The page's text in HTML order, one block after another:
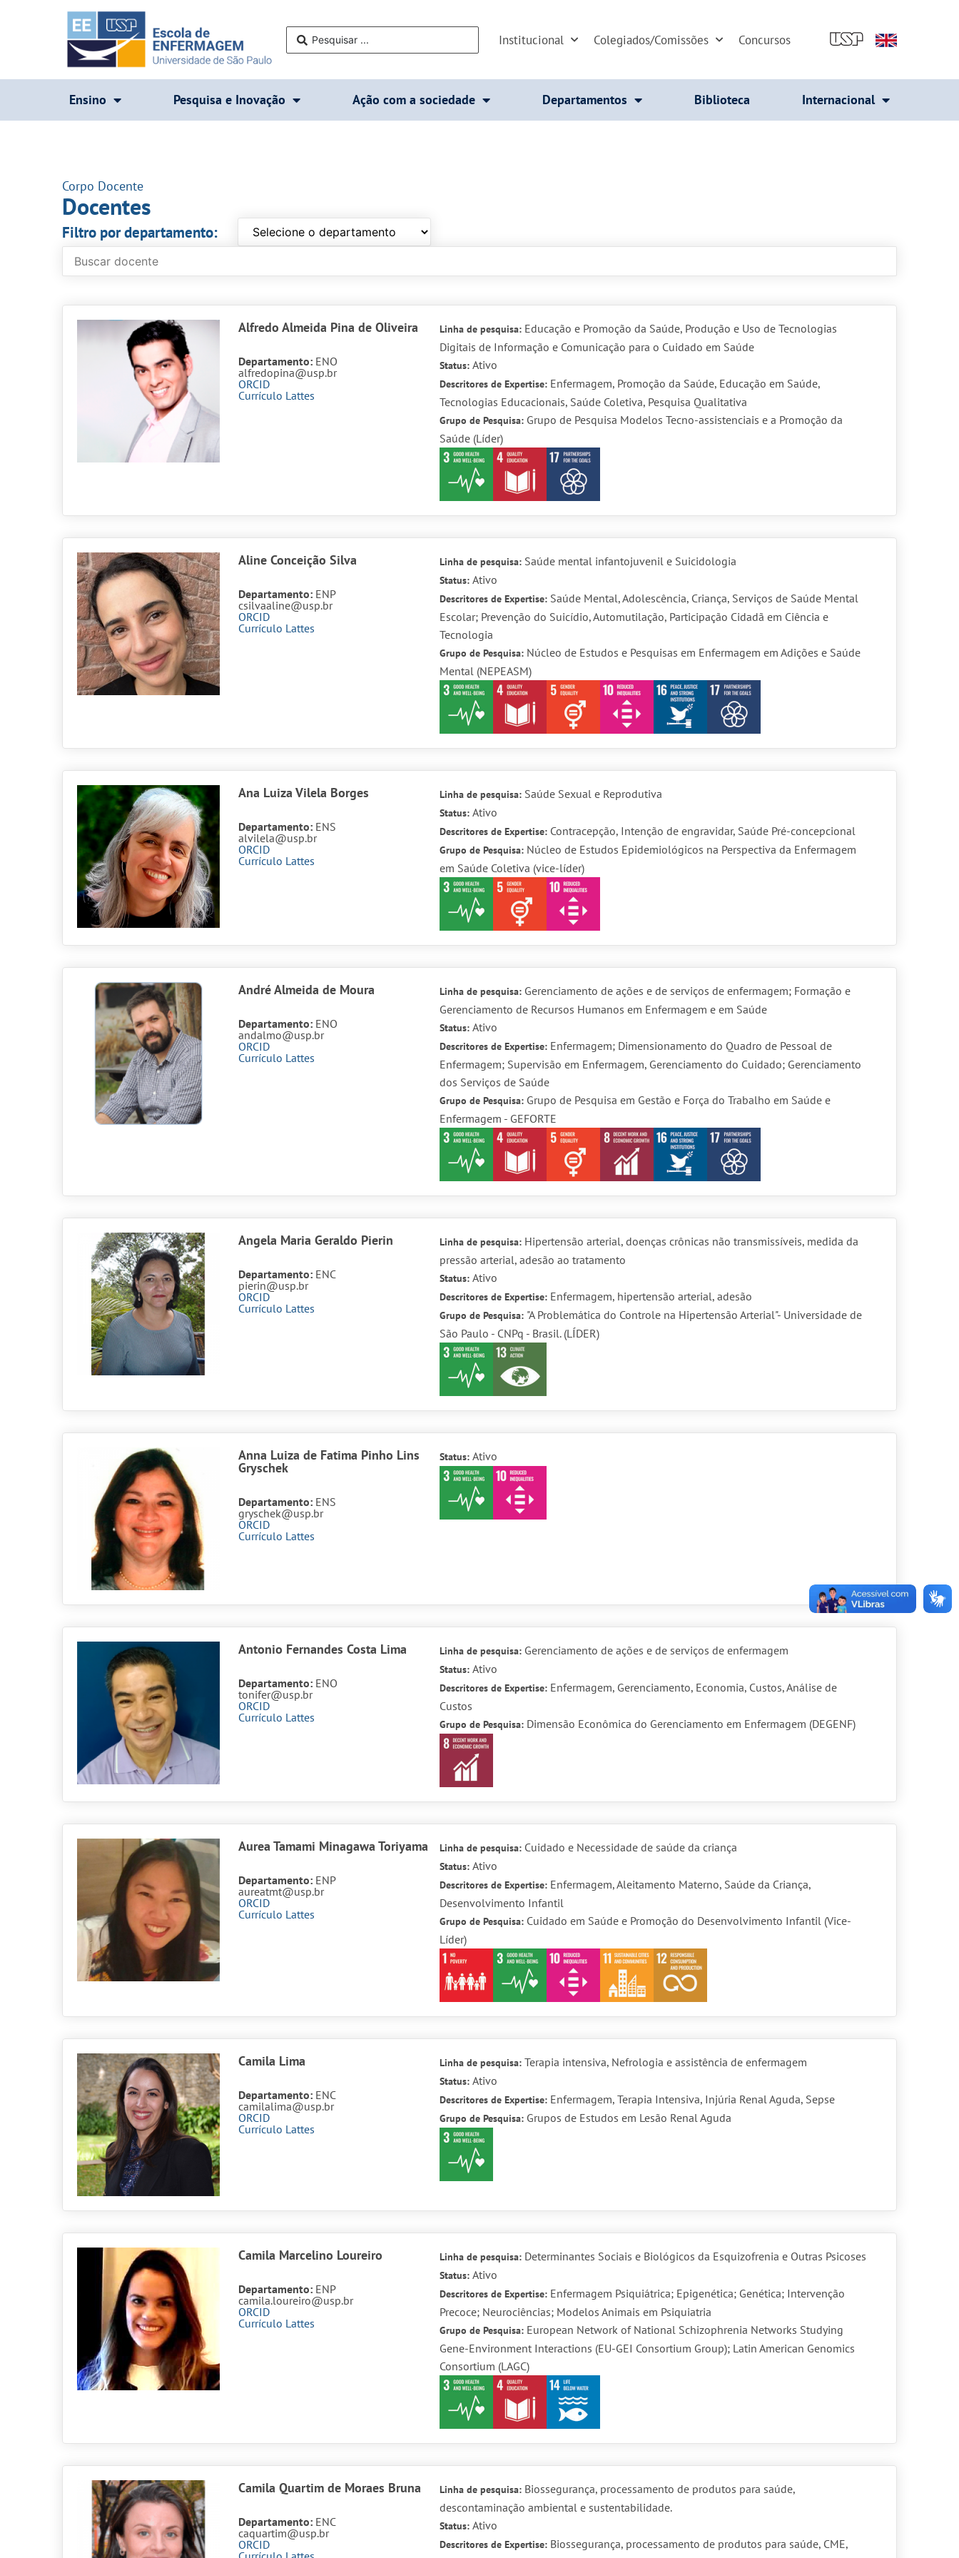
Institucional Colegiados/Comissões Concursos
Ensino Pesquisa e Inovação Ação com a sociedade Departamentos Biblioteca Internacional
Corpo Docente
Docentes
Filtro por departamento:
Alfredo Almeida Pina de Oliveira
Departamento:ENO
alfredopina@usp.br
ORCID
Currículo Lattes
Linha de pesquisa: Educação e Promoção da Saúde, Produção e Uso de Tecnologias
Digitais de Informação e Comunicação para o Cuidado em Saúde
Status: Ativo
Descritores de Expertise: Enfermagem, Promoção da Saúde, Educação em Saúde,
Tecnologias Educacionais, Saúde Coletiva, Pesquisa Qualitativa
Grupo de Pesquisa: Grupo de Pesquisa Modelos Tecno-assistenciais e a Promoção da
Saúde (Líder)
Aline Conceição Silva
Departamento:ENP
csilvaaline@usp.br
ORCID
Currículo Lattes
Linha de pesquisa: Saúde mental infantojuvenil e Suicidologia
Status: Ativo
Descritores de Expertise: Saúde Mental, Adolescência, Criança, Serviços de Saúde Mental
Escolar; Prevenção do Suicídio, Automutilação, Participação Cidadã em Ciência e
Tecnologia
Grupo de Pesquisa: Núcleo de Estudos e Pesquisas em Enfermagem em Adições e Saúde
Mental (NEPEASM)
Ana Luiza Vilela Borges
Departamento:ENS
alvilela@usp.br
ORCID
Currículo Lattes
Linha de pesquisa: Saúde Sexual e Reprodutiva
Status: Ativo
Descritores de Expertise: Contracepção, Intenção de engravidar, Saúde Pré-concepcional
Grupo de Pesquisa: Núcleo de Estudos Epidemiológicos na Perspectiva da Enfermagem
em Saúde Coletiva (vice-líder)
André Almeida de Moura
Departamento:ENO
andalmo@usp.br
ORCID
Currículo Lattes
Linha de pesquisa: Gerenciamento de ações e de serviços de enfermagem; Formação e
Gerenciamento de Recursos Humanos em Enfermagem e em Saúde
Status: Ativo
Descritores de Expertise: Enfermagem; Dimensionamento do Quadro de Pessoal de
Enfermagem; Supervisão em Enfermagem, Gerenciamento do Cuidado; Gerenciamento
dos Serviços de Saúde
Grupo de Pesquisa: Grupo de Pesquisa em Gestão e Força do Trabalho em Saúde e
Enfermagem - GEFORTE
Angela Maria Geraldo Pierin
Departamento:ENC
pierin@usp.br
ORCID
Currículo Lattes
Linha de pesquisa: Hipertensão arterial, doenças crônicas não transmissíveis, medida da
pressão arterial, adesão ao tratamento
Status: Ativo
Descritores de Expertise: Enfermagem, hipertensão arterial, adesão
Grupo de Pesquisa: "A Problemática do Controle na Hipertensão Arterial"- Universidade de
São Paulo - CNPq - Brasil. (LÍDER)
Anna Luiza de Fatima Pinho Lins
Gryschek
Departamento:ENS
gryschek@usp.br
ORCID
Currículo Lattes
Status: Ativo
Antonio Fernandes Costa Lima
Departamento:ENO
tonifer@usp.br
ORCID
Currículo Lattes
Linha de pesquisa: Gerenciamento de ações e de serviços de enfermagem
Status: Ativo
Descritores de Expertise: Enfermagem, Gerenciamento, Economia, Custos, Análise de
Custos
Grupo de Pesquisa: Dimensão Econômica do Gerenciamento em Enfermagem (DEGENF)
Aurea Tamami Minagawa Toriyama
Departamento:ENP
aureatmt@usp.br
ORCID
Currículo Lattes
Linha de pesquisa: Cuidado e Necessidade de saúde da criança
Status: Ativo
Descritores de Expertise: Enfermagem, Aleitamento Materno, Saúde da Criança,
Desenvolvimento Infantil
Grupo de Pesquisa: Cuidado em Saúde e Promoção do Desenvolvimento Infantil (Vice-
Líder)
Camila Lima
Departamento:ENC
camilalima@usp.br
ORCID
Currículo Lattes
Linha de pesquisa: Terapia intensiva, Nefrologia e assistência de enfermagem
Status: Ativo
Descritores de Expertise: Enfermagem, Terapia Intensiva, Injúria Renal Aguda, Sepse
Grupo de Pesquisa: Grupos de Estudos em Lesão Renal Aguda
Camila Marcelino Loureiro
Departamento:ENP
camila.loureiro@usp.br
ORCID
Currículo Lattes
Linha de pesquisa: Determinantes Sociais e Biológicos da Esquizofrenia e Outras Psicoses
Status: Ativo
Descritores de Expertise: Enfermagem Psiquiátrica; Epigenética; Genética; Intervenção
Precoce; Neurociências; Modelos Animais em Psiquiatria
Grupo de Pesquisa: European Network of National Schizophrenia Networks Studying
Gene-Environment Interactions (EU-GEI Consortium Group); Latin American Genomics
Consortium (LAGC)
Camila Quartim de Moraes Bruna
Departamento:ENC
caquartim@usp.br
ORCID
Linha de pesquisa: Biossegurança, processamento de produtos para saúde,
descontaminação ambiental e sustentabilidade.
Status: Ativo
Descritores de Expertise: Biossegurança, processamento de produtos para saúde, CME,